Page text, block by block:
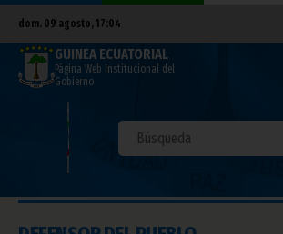
dom. 09 agosto, 17:04
GUINEA ECUATORIAL
Página Web Institucional del
Gobierno